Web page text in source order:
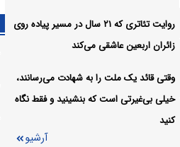
صوت: دانلود زیارت عاشورا علی فانی + متن
فرهنگی: کربلا در پایتخت؛ روایت شور حسینی
در پیاده‌روی ۱۲ کیلومتری جاماندگان
فرهنگی: جایزه ادبی «جلال» فراخوان داد
روایت تئاتری که ۲۱ سال در مسیر پیاده روی
زائران اربعین عاشقی می‌کند
وقتی قائد یک ملت را به شهادت می‌رسانند،
خیلی بی‌غیرتی است که بنشینید و فقط نگاه
کنید
آرشیو